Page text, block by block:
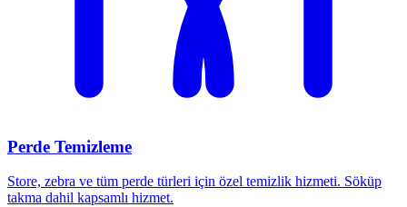
Perde Temizleme
Store, zebra ve tüm perde türleri için özel temizlik hizmeti. Söküp
takma dahil kapsamlı hizmet.